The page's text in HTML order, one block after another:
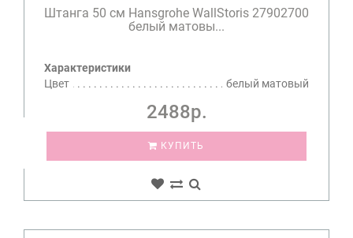
Штанга 50 см Hansgrohe WallStoris 27902700
белый матовы...
Характеристики
Цвет
белый матовый
2488р.
КУПИТЬ